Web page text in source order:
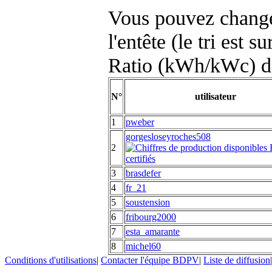
Vous pouvez
l'entête (le tri est
Ratio (kWh/kWc)
N° utilisateur
1 pweber
2
gorgesloseyroches508
3
brasdefer
4
fr_21
5
soustension
6
fribourg2000
7
esta_amarante
8
michel60
Conditions d'utilisations| Contacter l'équipe BDPV| Liste de diffusion